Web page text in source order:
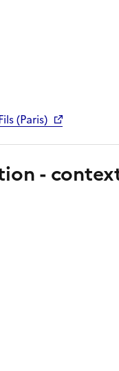
(Paris)
-